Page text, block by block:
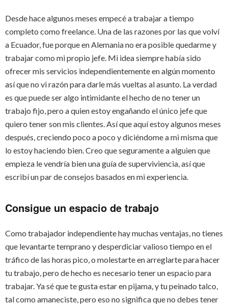
Desde hace algunos meses empecé a trabajar a tiempo
completo como freelance. Una de las razones por las que volví
a Ecuador, fue porque en Alemania no era posible quedarme y
trabajar como mi propio jefe. Mi idea siempre había sido
ofrecer mis servicios independientemente en algún momento
así que no vi razón para darle más vueltas al asunto. La verdad
es que puede ser algo intimidante el hecho de no tener un
trabajo fijo, pero a quien estoy engañando el único jefe que
quiero tener son mis clientes. Así que aquí estoy algunos meses
después, creciendo poco a poco y diciéndome a mi misma que
lo estoy haciendo bien. Creo que seguramente a alguien que
empieza le vendría bien una guía de superviviencia, así que
escribí un par de consejos basados en mi experiencia.
Consigue un espacio de trabajo
Como trabajador independiente hay muchas ventajas, no tienes
que levantarte temprano y desperdiciar valioso tiempo en el
tráfico de las horas pico, o molestarte en arreglarte para hacer
tu trabajo, pero de hecho es necesario tener un espacio para
trabajar. Ya sé que te gusta estar en pijama, y tu peinado talco,
tal como amaneciste, pero eso no significa que no debes tener